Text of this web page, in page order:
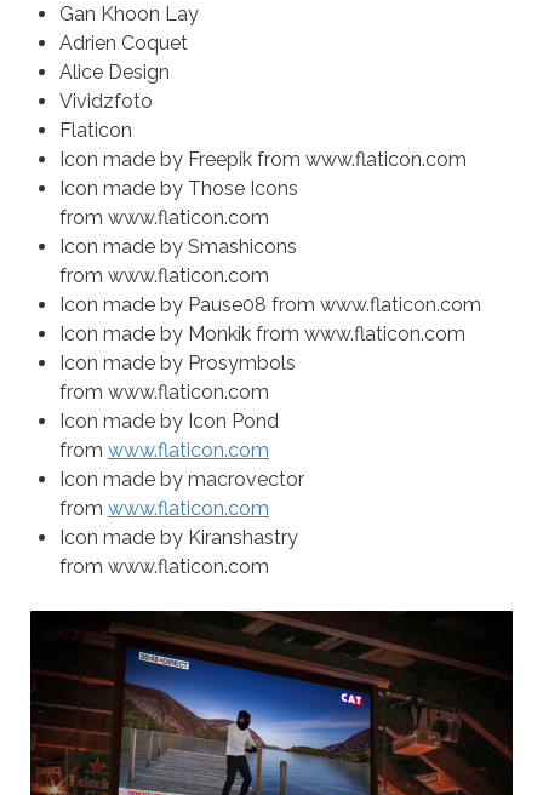
Gan Khoon Lay
Adrien Coquet
Alice Design
Vividzfoto
Flaticon
Icon made by Freepik from www.flaticon.com
Icon made by Those Icons
from www.flaticon.com
Icon made by Smashicons
from www.flaticon.com
Icon made by Pause08 from www.flaticon.com
Icon made by Monkik from www.flaticon.com
Icon made by Prosymbols
from www.flaticon.com
Icon made by Icon Pond
from www.flaticon.com
Icon made by macrovector
from www.flaticon.com
Icon made by Kiranshastry
from www.flaticon.com